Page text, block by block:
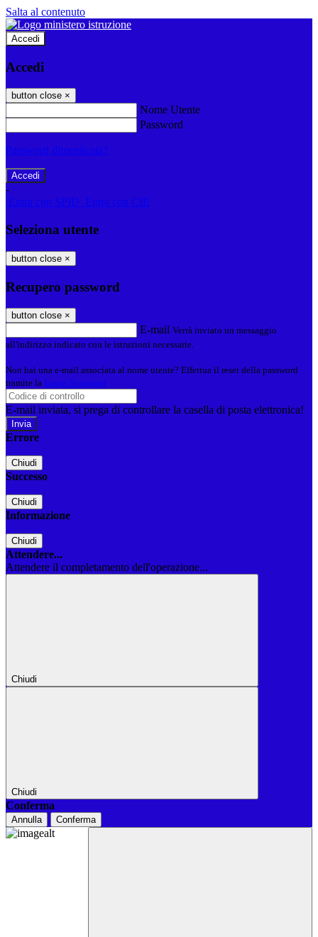
Salta al contenuto
Accedi
Accedi
button close ×
Nome Utente
Password
Password dimenticata?
-
Entra con SPID
Entra con CIE
Seleziona utente
button close ×
Recupero password
button close ×
E-mail Verrà inviato un messaggio
all'indirizzo indicato con le istruzioni necessarie.
Non hai una e-mail associata al nome utente? Effettua il reset della password
tramite la Login Spaggiari
E-mail inviata, si prega di controllare la casella di posta elettronica!
Errore
Chiudi
Successo
Chiudi
Informazione
Chiudi
Attendere...
Attendere il completamento dell'operazione...
Chiudi
Chiudi
Conferma
Annulla Conferma